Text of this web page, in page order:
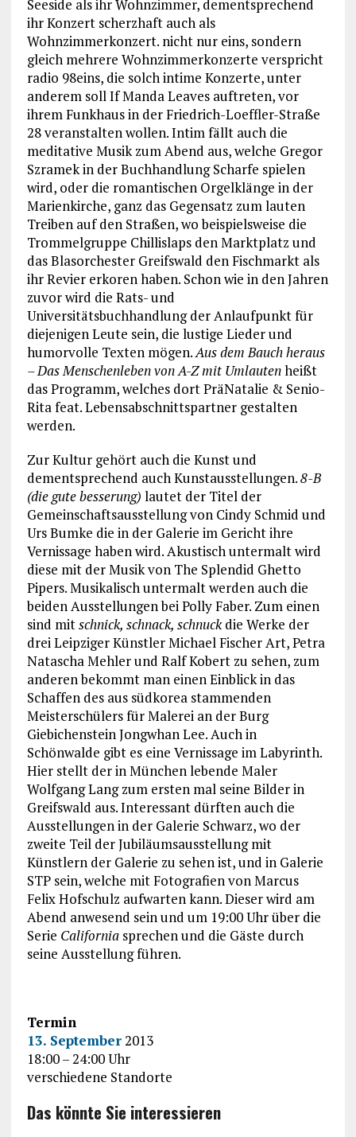
Seeside als ihr Wohnzimmer, dementsprechend
ihr Konzert scherzhaft auch als
Wohnzimmerkonzert. nicht nur eins, sondern
gleich mehrere Wohnzimmerkonzerte verspricht
radio 98eins, die solch intime Konzerte, unter
anderem soll If Manda Leaves auftreten, vor
ihrem Funkhaus in der Friedrich-Loeffler-Straße
28 veranstalten wollen. Intim fällt auch die
meditative Musik zum Abend aus, welche Gregor
Szramek in der Buchhandlung Scharfe spielen
wird, oder die romantischen Orgelklänge in der
Marienkirche, ganz das Gegensatz zum lauten
Treiben auf den Straßen, wo beispielsweise die
Trommelgruppe Chillislaps den Marktplatz und
das Blasorchester Greifswald den Fischmarkt als
ihr Revier erkoren haben. Schon wie in den Jahren
zuvor wird die Rats- und
Universitätsbuchhandlung der Anlaufpunkt für
diejenigen Leute sein, die lustige Lieder und
humorvolle Texten mögen.Aus dem Bauch heraus
– Das Menschenleben von A-Z mit Umlautenheißt
das Programm, welches dort PräNatalie & Senio-
Rita feat. Lebensabschnittspartner gestalten
werden.
Zur Kultur gehört auch die Kunst und
dementsprechend auch Kunstausstellungen.8-B
(die gute besserung) lautet der Titel der
Gemeinschaftsausstellung von Cindy Schmid und
Urs Bumke die in der Galerie im Gericht ihre
Vernissage haben wird. Akustisch untermalt wird
diese mit der Musik von The Splendid Ghetto
Pipers. Musikalisch untermalt werden auch die
beiden Ausstellungen bei Polly Faber. Zum einen
sind mitschnick, schnack, schnuckdie Werke der
drei Leipziger Künstler Michael Fischer Art, Petra
Natascha Mehler und Ralf Kobert zu sehen, zum
anderen bekommt man einen Einblick in das
Schaffen des aus südkorea stammenden
Meisterschülers für Malerei an der Burg
Giebichenstein Jongwhan Lee. Auch in
Schönwalde gibt es eine Vernissage im Labyrinth.
Hier stellt der in München lebende Maler
Wolfgang Lang zum ersten mal seine Bilder in
Greifswald aus. Interessant dürften auch die
Ausstellungen in der Galerie Schwarz, wo der
zweite Teil der Jubiläumsausstellung mit
Künstlern der Galerie zu sehen ist, und in Galerie
STP sein, welche mit Fotografien von Marcus
Felix Hofschulz aufwarten kann. Dieser wird am
Abend anwesend sein und um 19:00 Uhr über die
Serie Californiasprechen und die Gäste durch
seine Ausstellung führen.
Termin
13. September2013
18:00 – 24:00 Uhr
verschiedene Standorte
Das könnte Sie interessieren